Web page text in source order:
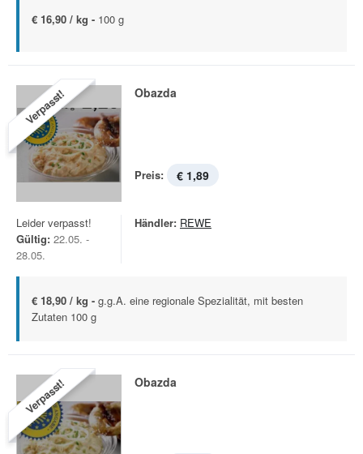
€ 16,90 / kg - 100 g
Verpasst! Obazda
Preis: € 1,89
Leider verpasst!
Gültig: 22.05. -
28.05.
Händler: REWE
€ 18,90 / kg - g.g.A. eine regionale Spezialität, mit besten
Zutaten 100 g
Verpasst! Obazda